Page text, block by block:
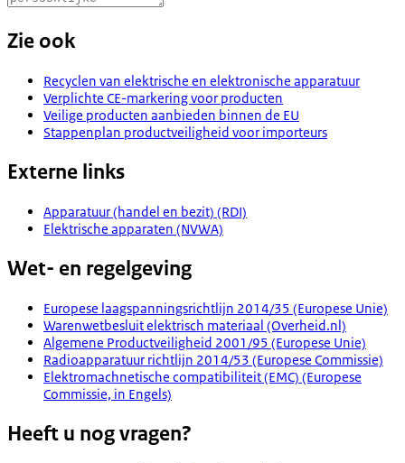
Zie ook
Recyclen van elektrische en elektronische apparatuur
Verplichte CE-markering voor producten
Veilige producten aanbieden binnen de EU
Stappenplan productveiligheid voor importeurs
Externe links
Apparatuur (handel en bezit) (RDI)
Elektrische apparaten (NVWA)
Wet- en regelgeving
Europese laagspanningsrichtlijn 2014/35 (Europese Unie)
Warenwetbesluit elektrisch materiaal (Overheid.nl)
Algemene Productveiligheid 2001/95 (Europese Unie)
Radioapparatuur richtlijn 2014/53 (Europese Commissie)
Elektromachnetische compatibiliteit (EMC) (Europese
Commissie, in Engels)
Heeft u nog vragen?